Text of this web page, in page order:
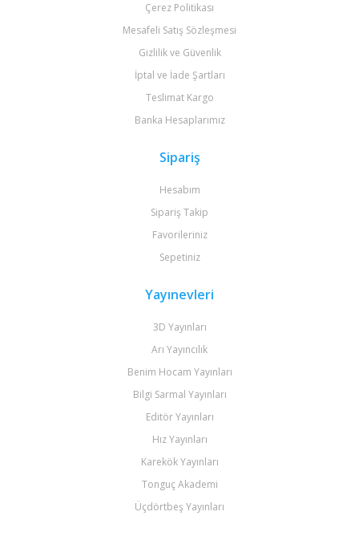
Çerez Politikası
Mesafeli Satış Sözleşmesi
Gizlilik ve Güvenlik
İptal ve İade Şartları
Teslimat Kargo
Banka Hesaplarımız
Sipariş
Hesabım
Sipariş Takip
Favorileriniz
Sepetiniz
Yayınevleri
3D Yayınları
Arı Yayıncılık
Benim Hocam Yayınları
Bilgi Sarmal Yayınları
Editör Yayınları
Hız Yayınları
Karekök Yayınları
Tonguç Akademi
Üçdörtbeş Yayınları